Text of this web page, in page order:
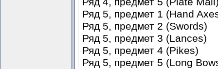
Ряд 5, предмет 1 (Hand
Ряд 5, предмет 2 (Swords)
Ряд 5, предмет 3 (Lances)
Ряд 5, предмет 4 (Pikes)
Ряд 5, предмет 5 (Long